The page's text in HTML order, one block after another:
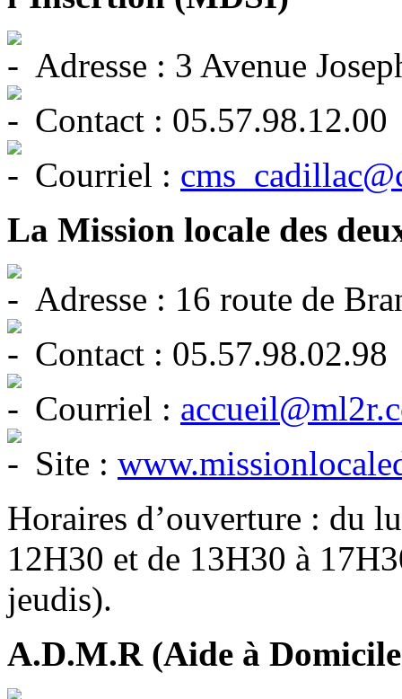
Adresse : 3 Avenue
Contact : 05.57.98.12.00
Courriel :
La Mission locale des
Adresse : 16 route de
Contact : 05.57.98.02.98
Courriel :
Site :
Horaires d’ouverture : du
12H30 et de 13H30 à
jeudis).
A.D.M.R (Aide à